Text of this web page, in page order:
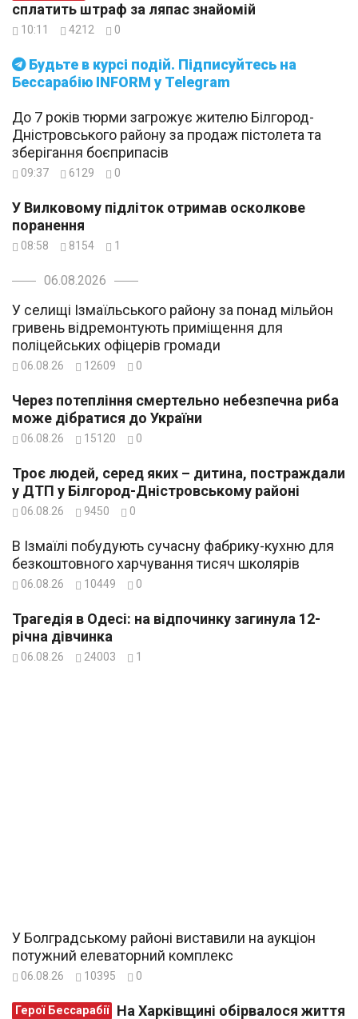
Будьте в курсі подій. Підписуйтесь на
Бессарабію INFORM у Telegram
сплатить штраф за ляпас знайомій
10:11 4212 0
До 7 років тюрми загрожує жителю Білгород-
Дністровського району за продаж пістолета та
зберігання боєприпасів
09:37 6129 0
У Вилковому підліток отримав осколкове
поранення
08:58 8154 1
06.08.2026
У селищі Ізмаїльського району за понад мільйон
гривень відремонтують приміщення для
поліцейських офіцерів громади
06.08.26 12609 0
Через потепління смертельно небезпечна риба
може дібратися до України
06.08.26 15120 0
Троє людей, серед яких – дитина, постраждали
у ДТП у Білгород-Дністровському районі
06.08.26 9450 0
В Ізмаїлі побудують сучасну фабрику-кухню для
безкоштовного харчування тисяч школярів
06.08.26 10449 0
Трагедія в Одесі: на відпочинку загинула 12-
річна дівчинка
06.08.26 24003 1
У Болградському районі виставили на аукціон
потужний елеваторний комплекс
06.08.26 10395 0
Герої Бессарабії